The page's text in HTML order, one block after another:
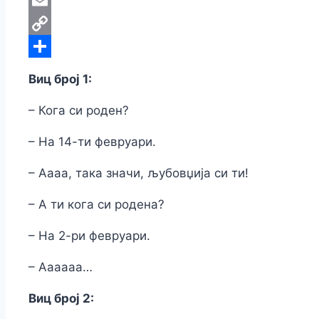
Виц број 1:
– Кога си роден?
– На 14-ти февруари.
– Аааа, така значи, љубовџија си ти!
– А ти кога си родена?
– На 2-ри февруари.
– Аааааа…
Виц број 2: